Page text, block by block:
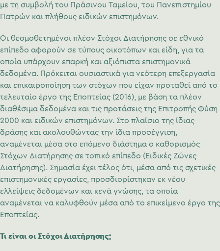
με τη συμβολή του Πράσινου Ταμείου, του Πανεπιστημίου
Πατρών και πλήθους ειδικών επιστημόνων.
Οι θεσμοθετημένοι πλέον Στόχοι Διατήρησης σε εθνικό
επίπεδο αφορούν σε τύπους οικοτόπων και είδη, για τα
οποία υπάρχουν επαρκή και αξιόπιστα επιστημονικά
δεδομένα. Πρόκειται ουσιαστικά για νεότερη επεξεργασία
και επικαιροποίηση των στόχων που είχαν προταθεί από το
τελευταίο έργο της Εποπτείας (2016), με βάση τα πλέον
διαθέσιμα δεδομένα και τις προτάσεις της Επιτροπής Φύση
2000 και ειδικών επιστημόνων. Στο πλαίσιο της ίδιας
δράσης και ακολουθώντας την ίδια προσέγγιση,
αναμένεται μέσα στο επόμενο διάστημα ο καθορισμός
Στόχων Διατήρησης σε τοπικό επίπεδο (Ειδικές Ζώνες
Διατήρησης). Σημασία έχει τέλος ότι, μέσα από τις σχετικές
επιστημονικές εργασίες, προσδιορίστηκαν εκ νέου
ελλείψεις δεδομένων και κενά γνώσης, τα οποία
αναμένεται να καλυφθούν μέσα από το επικείμενο έργο της
Εποπτείας.
Τι είναι οι Στόχοι Διατήρησης;